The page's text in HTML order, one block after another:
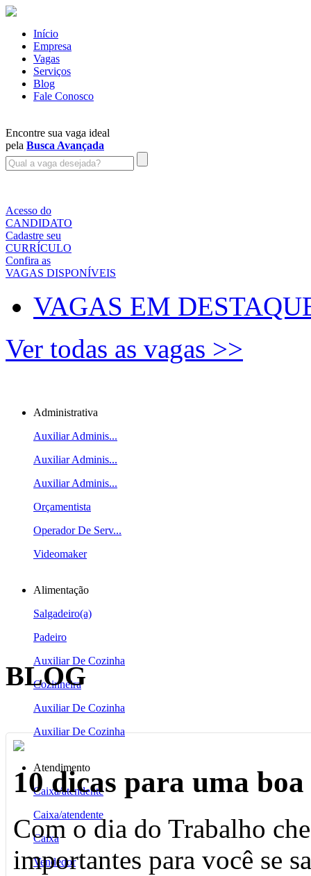
Início
Empresa
Vagas
Serviços
Blog
Fale Conosco
Encontre sua vaga ideal
pela Busca Avançada
Acesso do
CANDIDATO
Cadastre seu
CURRÍCULO
Confira as
VAGAS DISPONÍVEIS
VAGAS EM
Ver todas as vagas >>
Administrativa
Auxiliar Adminis...
Auxiliar Adminis...
Auxiliar Adminis...
Orçamentista
Operador De Serv...
Videomaker
Alimentação
Salgadeiro(a)
Padeiro
Auxiliar De Cozinha
Cozinheira
Auxiliar De Cozinha
Auxiliar De Cozinha
Atendimento
Caixa/atendente
Caixa/atendente
Caixa
Vendedor
BLOG
10 dicas para uma
Com o dia do Trabalho
importantes para você se